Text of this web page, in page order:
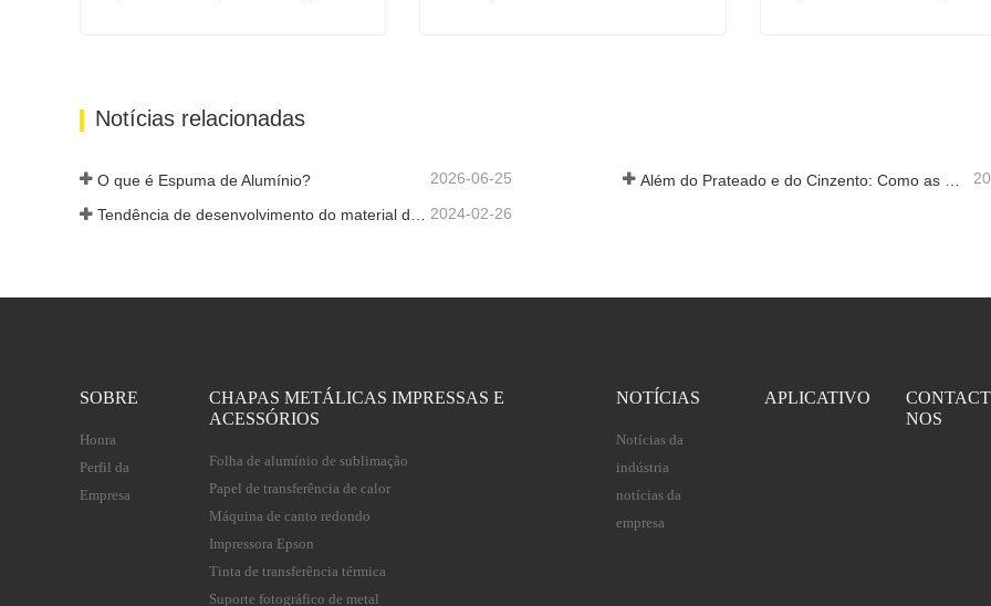
Notícias relacionadas
O que é Espuma de Alumínio? 2026-06-25
2024-02-26
SOBRE
Honra
Perfil da
Empresa
CHAPAS METÁLICAS IMPRESSAS E
ACESSÓRIOS
Folha de alumínio de sublimação
Papel de transferência de calor
Máquina de canto redondo
Impressora Epson
Tinta de transferência térmica
Suporte fotográfico de metal
NOTÍCIAS
Notícias da
indústria
notícias da
empresa
APLICATIVO
NOS